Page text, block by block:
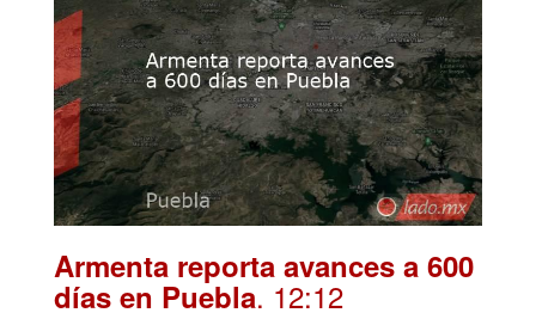
Armenta reporta avances a 600
días en Puebla. 12:12